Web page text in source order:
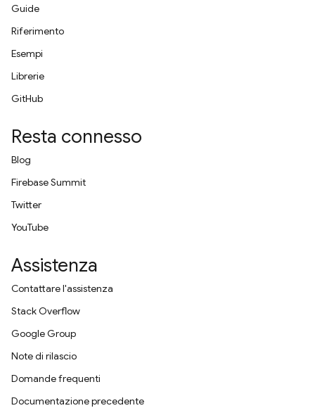
Guide
Riferimento
Esempi
Librerie
GitHub
Resta connesso
Blog
Firebase Summit
Twitter
YouTube
Assistenza
Contattare l'assistenza
Stack Overflow
Google Group
Note di rilascio
Domande frequenti
Documentazione precedente